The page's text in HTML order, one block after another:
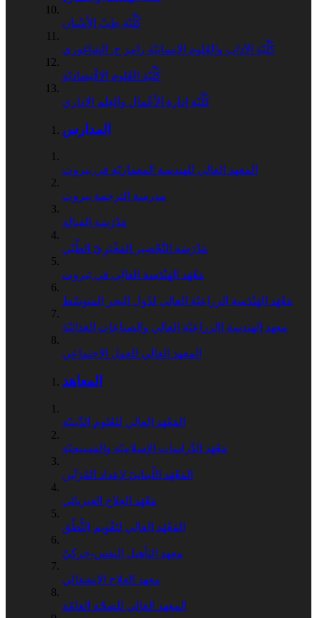
كُلِّيّة طِبّ الأَسْنان
كُلِّيّة الآداب والعُلوم الإنسانيّة رامز ج. الشاغوري
كُلِّيّة العُلوم الاقْتِصاديّة
كُلِّيّة إدارة الأَعْمال والعِلم الإداري
المدارس
المعهد العالي للهندسة المعماريّة في بيروت
مدرسة الترجمة بيروت
مَدْرَسَة القِبالة
مَدْرَسَة التَّحْضِير المَخْبَرِيّ الطِّبّي
مَعْهَد الهَنْدَسة العالِي في بَيروت
مَعْهَد الهَنْدَسة الزراعيّة العالي لدُول البحر المتوسّط
معهد الهندسة االزراعيّة العالي والصناعات الغذائيّة
المعهد العالي للعمل الاجتماعي
المعاهد
المَعْهَد العالِي للعُلوم الدِّينِيّة
مَعْهَد الدِّراسات الإِسلامِيّة والمَسِيحيّة
المَعْهَد اللُبنانيّ لإعداد المُرَبِّين
مَعْهَد العِلاج الفِيزيائي
المَعْهَد العالي لتَقْوِيم النُّطْق
معهد التأهيل النفس-حركيّ
معهد العلاج الإنشغالي
المعهد العالي للصحّة العامّة